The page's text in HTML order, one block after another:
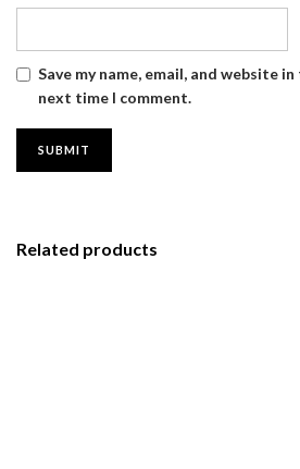
Save my name, email, and website
next time I comment.
Related products